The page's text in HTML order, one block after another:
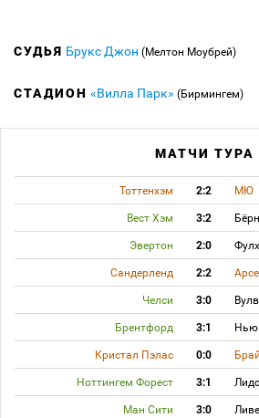
СУДЬЯ Брукс Джон (Мелтон Моубрей)
СТАДИОН «Вилла Парк» (Бирмингем)
МАТЧИ ТУРА
Тоттенхэм 2:2 МЮ
Вест Хэм 3:2
Эвертон 2:0
Сандерленд 2:2
Челси 3:0
Брентфорд 3:1
Кристал Пэлас 0:0
Ноттингем Форест 3:1 Лидс
Ман Сити 3:0